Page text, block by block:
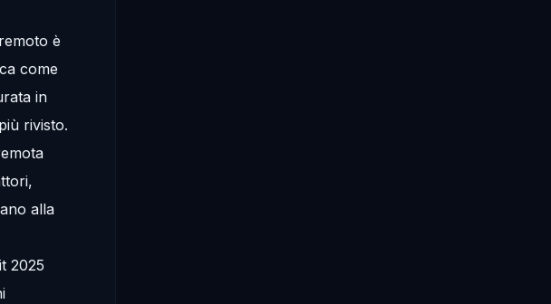
è
come
in
rivisto.
alla
2025